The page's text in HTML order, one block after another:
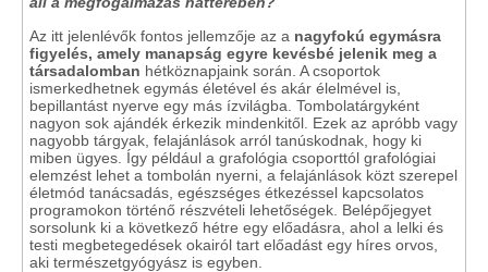
Az itt jelenlévők fontos jellemzője az a nagyfokú egymásra
figyelés, amely manapság egyre kevésbé jelenik meg a
társadalomban hétköznapjaink során. A csoportok
ismerkedhetnek egymás életével és akár élelmével is,
bepillantást nyerve egy más ízvilágba. Tombolatárgyként
nagyon sok ajándék érkezik mindenkitől. Ezek az apróbb vagy
nagyobb tárgyak, felajánlások arról tanúskodnak, hogy ki
miben ügyes. Így például a grafológia csoporttól grafológiai
elemzést lehet a tombolán nyerni, a felajánlások közt szerepel
életmód tanácsadás, egészséges étkezéssel kapcsolatos
programokon történő részvételi lehetőségek. Belépőjegyet
sorsolunk ki a következő hétre egy előadásra, ahol a lelki és
testi megbetegedések okairól tart előadást egy híres orvos,
aki természetgyógyász is egyben.